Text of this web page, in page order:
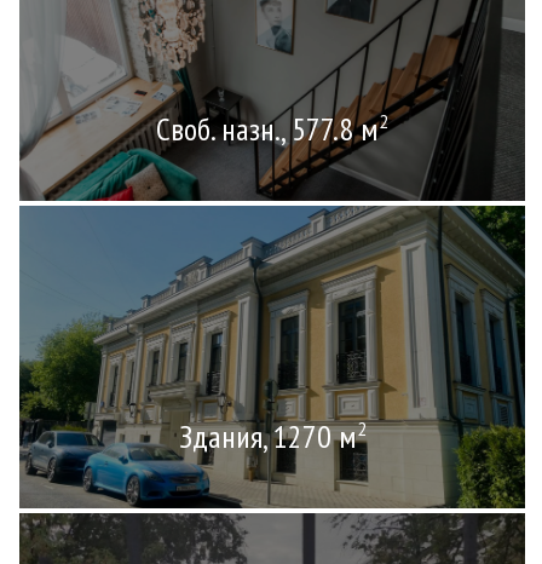
Своб. назн., 577.8 м2
Здания, 1270 м2